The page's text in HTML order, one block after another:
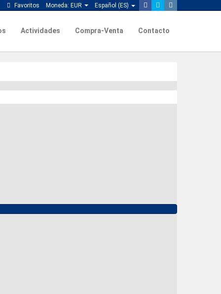
Español (ES)
Moneda: EUR
Favoritos
Actividades Compra-Venta Contacto